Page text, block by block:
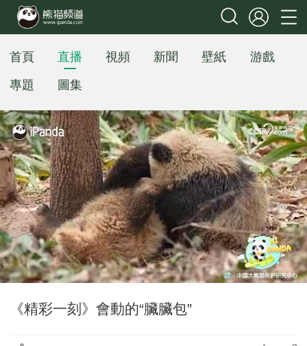
首頁 直播 視頻 新聞 壁紙
游戲
專題
圖集
《精彩一刻》會動的“臟臟包”